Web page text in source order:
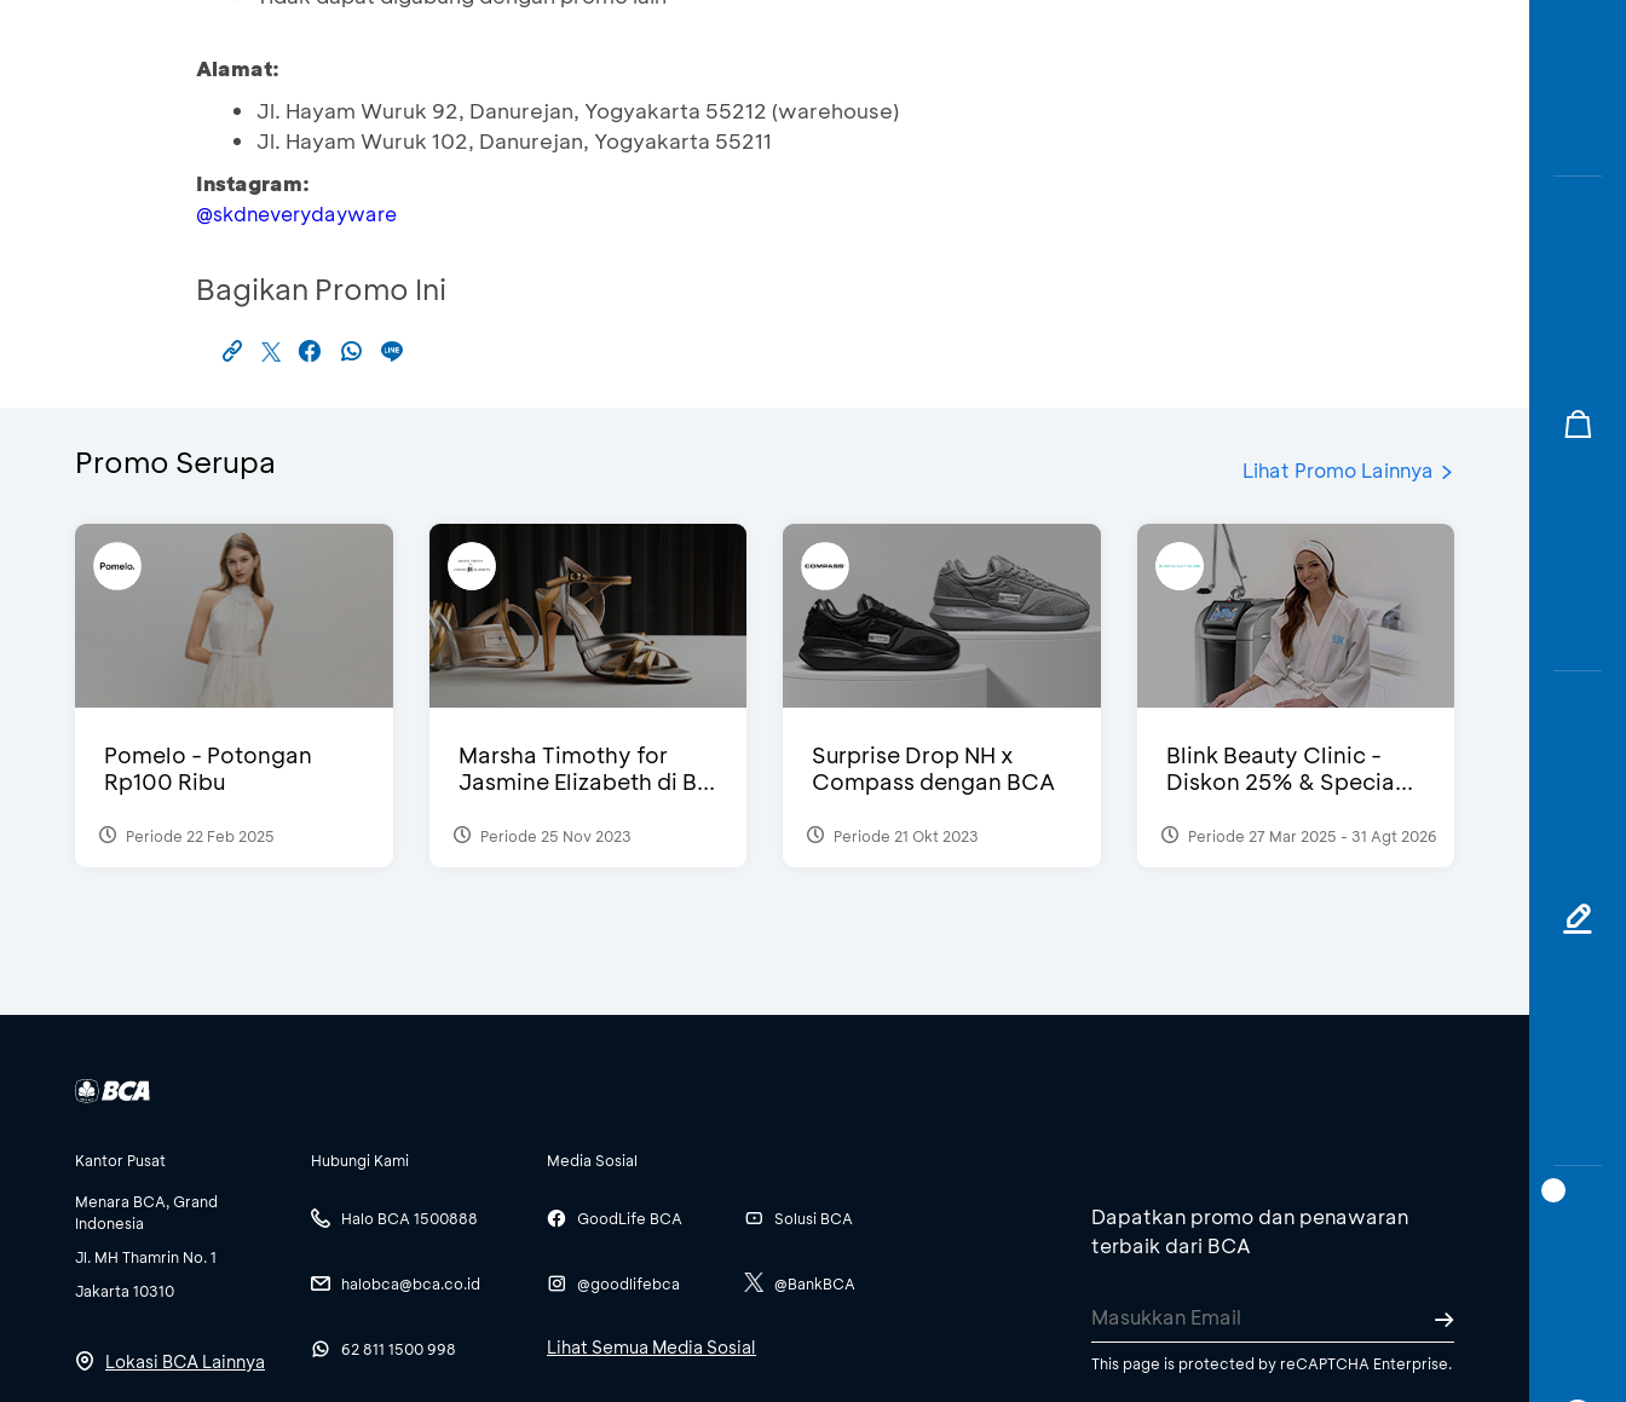
Alamat:
Jl. Hayam Wuruk 92, Danurejan, Yogyakarta 55212 (warehouse)
Jl. Hayam Wuruk 102, Danurejan, Yogyakarta 55211
Instagram:
@skdneverydayware
Bagikan Promo Ini
Promo Serupa Lihat Promo Lainnya
Pomelo - Potongan
Rp100 Ribu
Periode 22 Feb 2025
Marsha Timothy for
Jasmine Elizabeth di B...
Periode 25 Nov 2023
Surprise Drop NH x
Compass dengan BCA
Periode 21 Okt 2023
Blink Beauty Clinic -
Diskon 25% & Specia...
Periode 27 Mar 2025 - 31 Agt 2026
Kantor Pusat
Menara BCA, Grand
Indonesia
Jl. MH Thamrin No. 1
Jakarta 10310
Lokasi BCA Lainnya
Hubungi Kami
Halo BCA 1500888
halobca@bca.co.id
62 811 1500 998
Media Sosial
GoodLife BCA
@goodlifebca
Solusi BCA
@BankBCA
Lihat Semua Media Sosial
Dapatkan promo dan penawaran
terbaik dari BCA
This page is protected by reCAPTCHA Enterprise.